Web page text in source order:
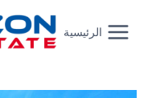
الرئيسية